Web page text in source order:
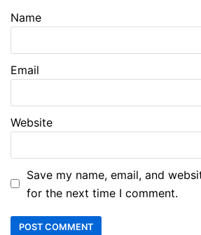
Name
Email
Website
Save my name, email, and
for the next time I comment.